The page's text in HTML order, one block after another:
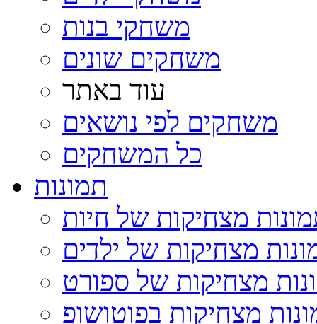
משחקי בנות
משחקים שונים
עוד באתר
משחקים לפי נושאים
כל המשחקים
תמונות
מצחיקות של חיות
מצחיקות של ילדים
מצחיקות של ספורט
מצחיקות בפוטושופ